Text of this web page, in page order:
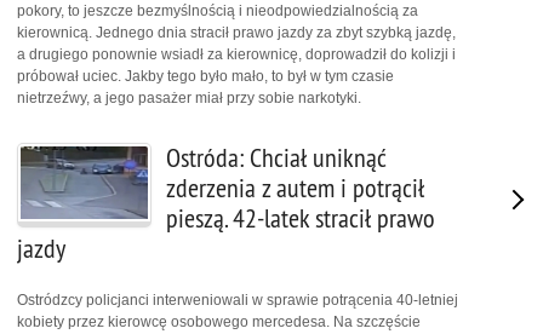
pokory, to jeszcze bezmyślnością i nieodpowiedzialnością za
kierownicą. Jednego dnia stracił prawo jazdy za zbyt szybką jazdę,
a drugiego ponownie wsiadł za kierownicę, doprowadził do kolizji i
próbował uciec. Jakby tego było mało, to był w tym czasie
nietrzeźwy, a jego pasażer miał przy sobie narkotyki.
Ostróda: Chciał uniknąć
zderzenia z autem i potrącił
pieszą. 42-latek stracił prawo
jazdy
Ostródzcy policjanci interweniowali w sprawie potrącenia 40-letniej
kobiety przez kierowcę osobowego mercedesa. Na szczęście